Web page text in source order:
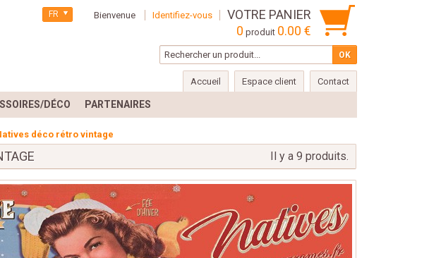
Bienvenue Identifiez-vous
VOTRE PANIER
0 produit 0.00 €
FR
Accueil Espace client Contact
DÉCO PARTENAIRES
Natives déco rétro vintage
Il y a 9 produits.